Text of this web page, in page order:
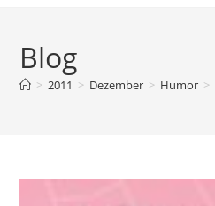
Blog
> 2011 > Dezember > Humor >